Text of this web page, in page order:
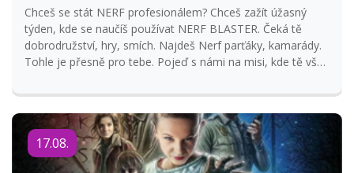
Chceš se stát NERF profesionálem? Chceš zažít úžasný
týden, kde se naučíš používat NERF BLASTER. Čeká tě
dobrodružství, hry, smích. Najdeš Nerf parťáky, kamarády.
Tohle je přesně pro tebe. Pojeď s námi na misi, kde tě vše
překvapení. Pokud vlastníš nerfku, vem si ji s sebou, pokud
nemáš půjčíme :-)
17.08.